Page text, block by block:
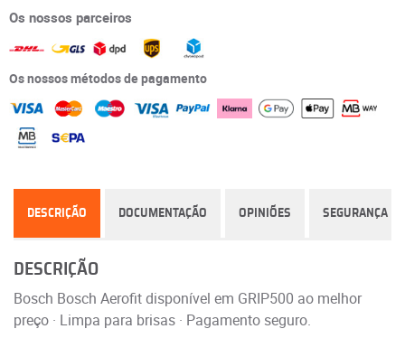
Os nossos parceiros
Os nossos métodos de pagamento
DESCRIÇÃO DOCUMENTAÇÃO OPINIÕES SEGURANÇA
DESCRIÇÃO
Bosch Bosch Aerofit disponível em GRIP500 ao melhor
preço · Limpa para brisas · Pagamento seguro.